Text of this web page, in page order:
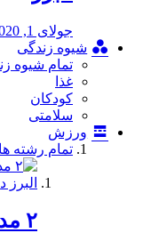
جولای 1, 2020
شیوه زندگی
تمام شیوه
غذا
کودکان
سلامتی
ورزش
تمام رشته